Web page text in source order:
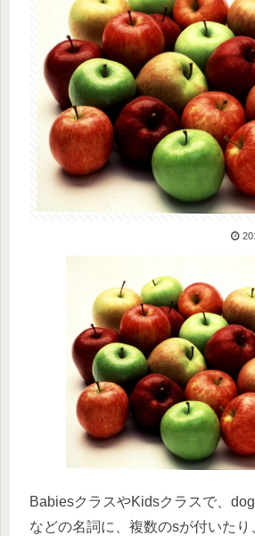
BabiesクラスやKidsクラスで、
などの名詞に、複数のsが付いた